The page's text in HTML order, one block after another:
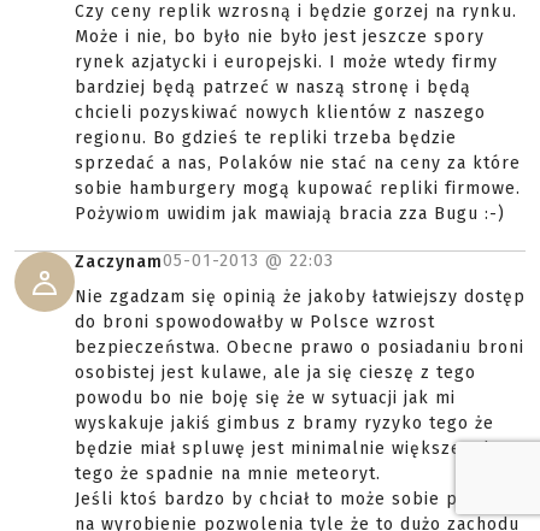
Czy ceny replik wzrosną i będzie gorzej na rynku.
Może i nie, bo było nie było jest jeszcze spory
rynek azjatycki i europejski. I może wtedy firmy
bardziej będą patrzeć w naszą stronę i będą
chcieli pozyskiwać nowych klientów z naszego
regionu. Bo gdzieś te repliki trzeba będzie
sprzedać a nas, Polaków nie stać na ceny za które
sobie hamburgery mogą kupować repliki firmowe.
Pożywiom uwidim jak mawiają bracia zza Bugu :-)
Zaczynam05-01-2013 @ 22:03
Nie zgadzam się opinią że jakoby łatwiejszy dostęp
do broni spowodowałby w Polsce wzrost
bezpieczeństwa. Obecne prawo o posiadaniu broni
osobistej jest kulawe, ale ja się cieszę z tego
powodu bo nie boję się że w sytuacji jak mi
wyskakuje jakiś gimbus z bramy ryzyko tego że
będzie miał spluwę jest minimalnie większe od
tego że spadnie na mnie meteoryt.
Jeśli ktoś bardzo by chciał to może sobie pozwolić
na wyrobienie pozwolenia tyle że to dużo zachodu